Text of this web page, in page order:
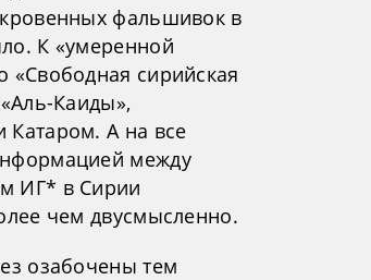
фальшивок в
К «умеренной
«Свободная сирийская
Каиды»,
Катаром. А на все
между
ИГ* в Сирии
чем двусмысленно.
озабочены тем